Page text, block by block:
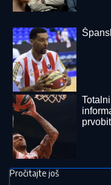
Ovaj igrač je Zvezdi
menja sve, otvorio
se